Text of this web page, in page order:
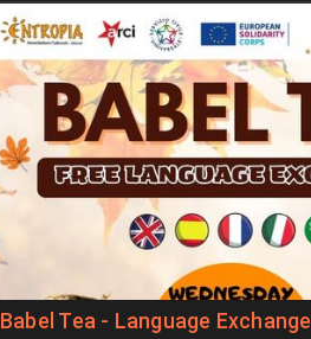
Babel Tea - Language Exchange